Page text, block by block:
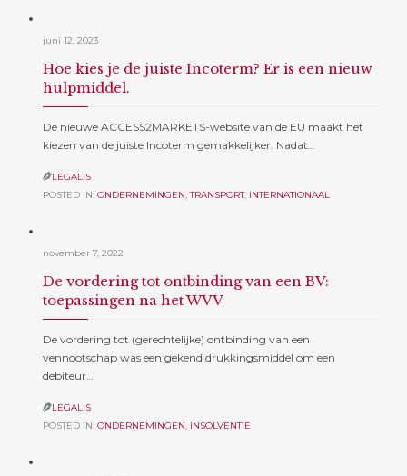
juni 12, 2023
Hoe kies je de juiste Incoterm? Er is een nieuw
hulpmiddel.
De nieuwe ACCESS2MARKETS-website van de EU maakt het
kiezen van de juiste Incoterm gemakkelijker. Nadat…
LEGALIS
POSTED IN: ONDERNEMINGEN,TRANSPORT, INTERNATIONAAL
november 7, 2022
De vordering tot ontbinding van een BV:
toepassingen na het WVV
De vordering tot (gerechtelijke) ontbinding van een
vennootschap was een gekend drukkingsmiddel om een
debiteur…
LEGALIS
POSTED IN: ONDERNEMINGEN, INSOLVENTIE